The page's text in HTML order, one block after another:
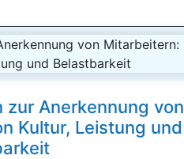
Anerkennung von
Kultur, Leistung und